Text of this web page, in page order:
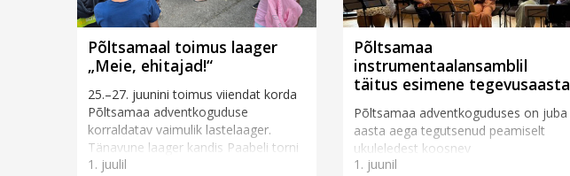
Põltsamaal toimus laager
„Meie, ehitajad!“
25.–27. juunini toimus viiendat korda
Põltsamaa adventkoguduse
korraldatav vaimulik lastelaager.
Tänavune laager kandis Paabeli torni
loost inspireerituna pealkirja „Meie,
1. juulil
Põltsamaa
instrumentaalansamblil
täitus esimene tegevusaasta
Põltsamaa adventkoguduses on juba
aasta aega tegutsenud peamiselt
ukuleledest koosnev
instrumentaalansambel.
1. juunil